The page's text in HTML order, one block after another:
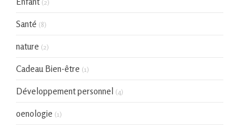
(2)
Santé (8)
nature (2)
Cadeau Bien-être (1)
Développement personnel (4)
oenologie (1)